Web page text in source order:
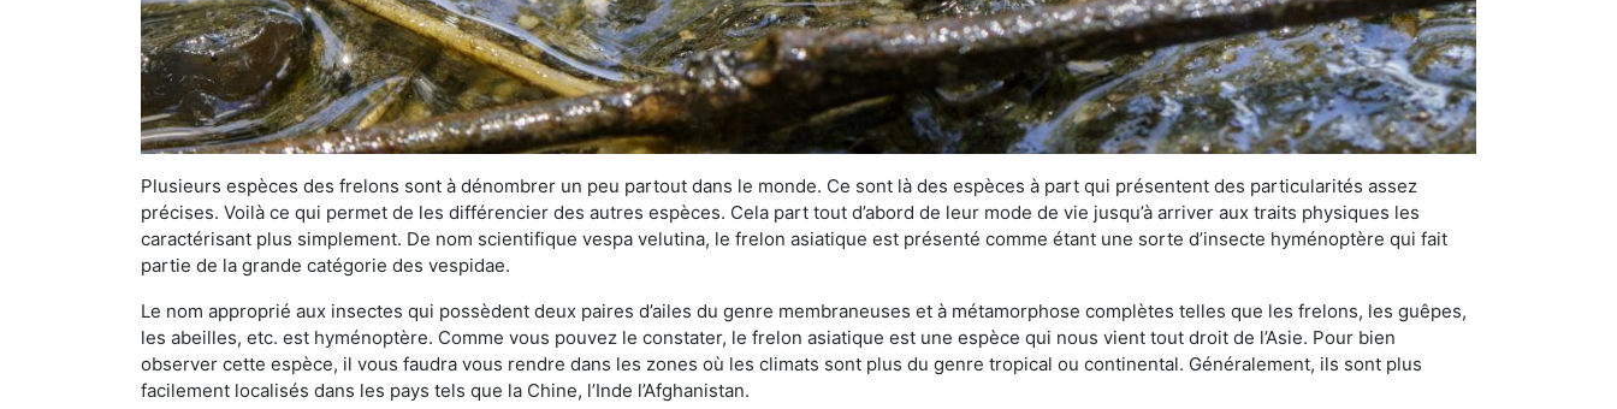
Plusieurs espèces des frelons sont à dénombrer un peu partout dans le monde. Ce sont là des espèces à part qui présentent des particularités assez
précises. Voilà ce qui permet de les différencier des autres espèces. Cela part tout d’abord de leur mode de vie jusqu’à arriver aux traits physiques les
caractérisant plus simplement. De nom scientifique vespa velutina, le frelon asiatique est présenté comme étant une sorte d’insecte hyménoptère qui fait
partie de la grande catégorie des vespidae.
Le nom approprié aux insectes qui possèdent deux paires d’ailes du genre membraneuses et à métamorphose complètes telles que les frelons, les guêpes,
les abeilles, etc. est hyménoptère. Comme vous pouvez le constater, le frelon asiatique est une espèce qui nous vient tout droit de l’Asie. Pour bien
observer cette espèce, il vous faudra vous rendre dans les zones où les climats sont plus du genre tropical ou continental. Généralement, ils sont plus
facilement localisés dans les pays tels que la Chine, l’Inde l’Afghanistan.